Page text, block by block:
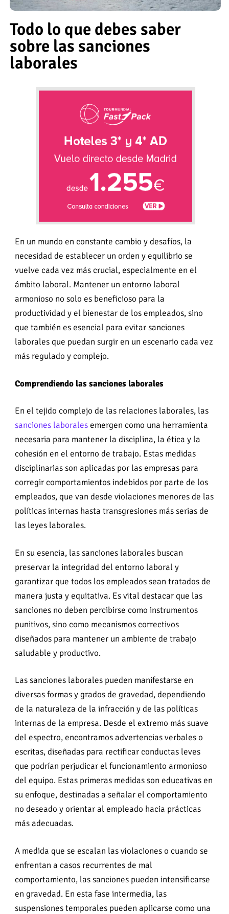
Todo lo que debes saber
sobre las sanciones
laborales
En un mundo en constante cambio y desafíos, la
necesidad de establecer un orden y equilibrio se
vuelve cada vez más crucial, especialmente en el
ámbito laboral. Mantener un entorno laboral
armonioso no solo es beneficioso para la
productividad y el bienestar de los empleados, sino
que también es esencial para evitar sanciones
laborales que puedan surgir en un escenario cada vez
más regulado y complejo.
Comprendiendo las sanciones laborales
En el tejido complejo de las relaciones laborales, las
sanciones laborales emergen como una herramienta
necesaria para mantener la disciplina, la ética y la
cohesión en el entorno de trabajo. Estas medidas
disciplinarias son aplicadas por las empresas para
corregir comportamientos indebidos por parte de los
empleados, que van desde violaciones menores de las
políticas internas hasta transgresiones más serias de
las leyes laborales.
En su esencia, las sanciones laborales buscan
preservar la integridad del entorno laboral y
garantizar que todos los empleados sean tratados de
manera justa y equitativa. Es vital destacar que las
sanciones no deben percibirse como instrumentos
punitivos, sino como mecanismos correctivos
diseñados para mantener un ambiente de trabajo
saludable y productivo.
Las sanciones laborales pueden manifestarse en
diversas formas y grados de gravedad, dependiendo
de la naturaleza de la infracción y de las políticas
internas de la empresa. Desde el extremo más suave
del espectro, encontramos advertencias verbales o
escritas, diseñadas para rectificar conductas leves
que podrían perjudicar el funcionamiento armonioso
del equipo. Estas primeras medidas son educativas en
su enfoque, destinadas a señalar el comportamiento
no deseado y orientar al empleado hacia prácticas
más adecuadas.
A medida que se escalan las violaciones o cuando se
enfrentan a casos recurrentes de mal
comportamiento, las sanciones pueden intensificarse
en gravedad. En esta fase intermedia, las
suspensiones temporales pueden aplicarse como una